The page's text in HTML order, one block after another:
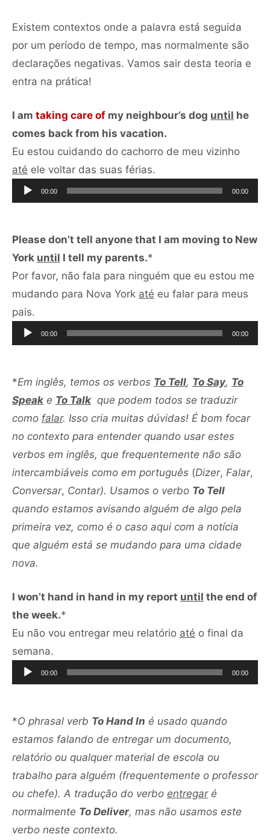
Existem contextos onde a palavra está seguida
por um período de tempo, mas normalmente são
declarações negativas. Vamos sair desta teoria e
entra na prática!
I am taking care of my neighbour’s dog until he
comes back from his vacation.
Eu estou cuidando do cachorro de meu vizinho
até ele voltar das suas férias.
de
áudio
00:00 00:00
Please don’t tell anyone that I am moving to New
York until I tell my parents.*
Por favor, não fala para ninguém que eu estou me
mudando para Nova York até eu falar para meus
pais.
de
áudio
00:00 00:00
*Em inglês, temos os verbos To Tell, To Say, To
Speak e To Talk que podem todos se traduzir
como falar. Isso cria muitas dúvidas! É bom focar
no contexto para entender quando usar estes
verbos em inglês, que frequentemente não são
intercambiáveis como em português (Dizer, Falar,
Conversar, Contar). Usamos o verbo To Tell
quando estamos avisando alguém de algo pela
primeira vez, como é o caso aqui com a notícia
que alguém está se mudando para uma cidade
nova.
I won’t hand in hand in my report until the end of
the week.*
Eu não vou entregar meu relatório até o final da
semana.
de
áudio
00:00 00:00
*O phrasal verb To Hand In é usado quando
estamos falando de entregar um documento,
relatório ou qualquer material de escola ou
trabalho para alguém (frequentemente o professor
ou chefe). A tradução do verbo entregaré
normalmente To Deliver, mas não usamos este
verbo neste contexto.